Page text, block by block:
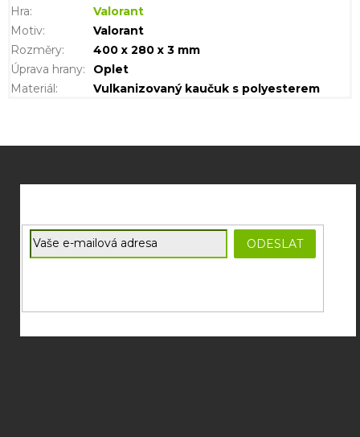
Hra:
Valorant
Motiv:
Valorant
Rozměry:
400 x 280 x 3 mm
Úprava hrany:
Oplet
Materiál: Vulkanizovaný kaučuk s polyesterem
E-mail
ODESLAT